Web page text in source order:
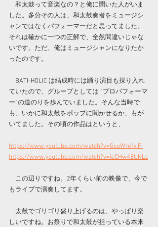
和太鼓って音楽なの？と俺に聞いた人がいま
した。多分その人は、和太鼓奏者をミュージシ
ャンではなくパフォーマーだと思ってました。
それは確かに一つの正解で、全然間違いじゃな
いです。ただ、俺はミュージシャンになりたか
ったのです。
BATI-HOLIC は結成時には踊り演目も採り入れ
ていたので、グループとしては ”プロパフォーマ
ー”の道のりを歩んでいました。そんな当時で
も、いかに和太鼓をポップに聞かせるか、もが
いてました。その頃の作品はというと、
https://www.youtube.com/watch?v=GvuWrefviFI
https://www.youtube.com/watch?v=ioCHw48UKLc
この辺りですね。2年くらい前の映像で、今で
もライブで演奏してます。
太鼓でゴリゴリ盛り上げるのは、やっぱり楽
しいですね。お祭りで和太鼓が担っている本来